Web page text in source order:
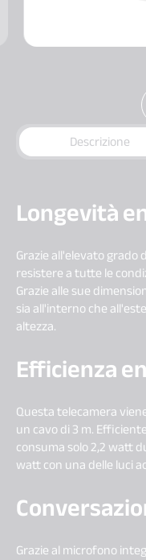
Descrizione
Longevità
Grazie all'elevato grado
resistere a tutte le
Grazie alle sue
sia all'interno che
altezza.
Efficienza
Questa telecamera
un cavo di 3 m.
consuma solo 2,2 watt
watt con una delle luci
Grazie al microfono